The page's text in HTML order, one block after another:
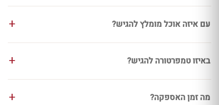
עם איזה אוכל מומלץ להגיש?
באיזו טמפרטורה להגיש?
מה זמן האספקה?